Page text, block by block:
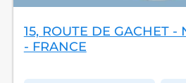
15, ROUTE DE GACHET
- FRANCE